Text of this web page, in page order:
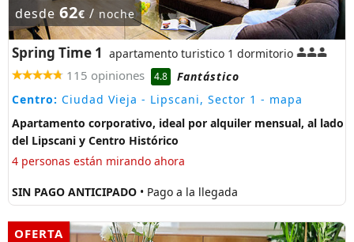
desde 62€ / noche
Spring Time 1 apartamento turistico 1 dormitorio
115 opiniones 4.8
Fantástico
Centro: Ciudad Vieja - Lipscani, Sector 1 - mapa
Apartamento corporativo, ideal por alquiler mensual, al lado
del Lipscani y Centro Histórico
4 personas están mirando ahora
SIN PAGO ANTICIPADO • Pago a la llegada
OFERTA